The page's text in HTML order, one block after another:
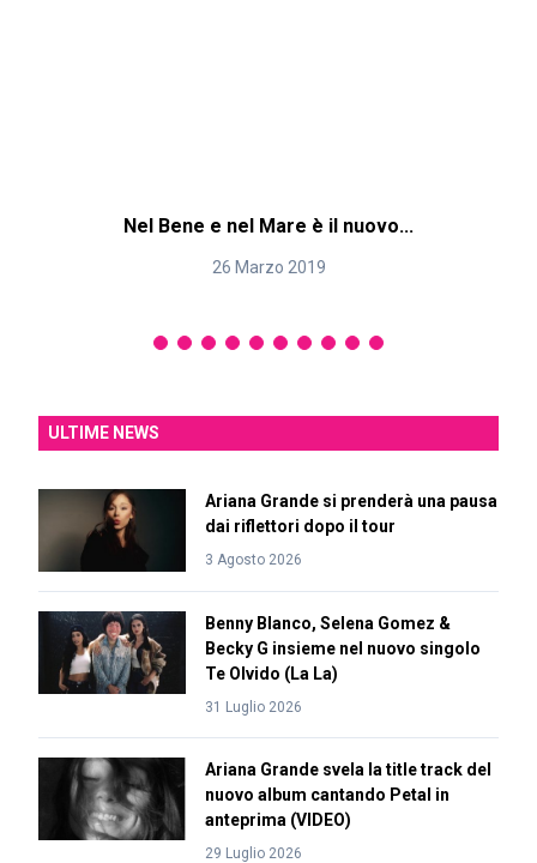
Nel Bene e nel Mare è il nuovo...
26 Marzo 2019
ULTIME NEWS
Ariana Grande si prenderà una pausa
dai riflettori dopo il tour
3 Agosto 2026
Benny Blanco, Selena Gomez &
Becky G insieme nel nuovo singolo
Te Olvido (La La)
31 Luglio 2026
Ariana Grande svela la title track del
nuovo album cantando Petal in
anteprima (VIDEO)
29 Luglio 2026